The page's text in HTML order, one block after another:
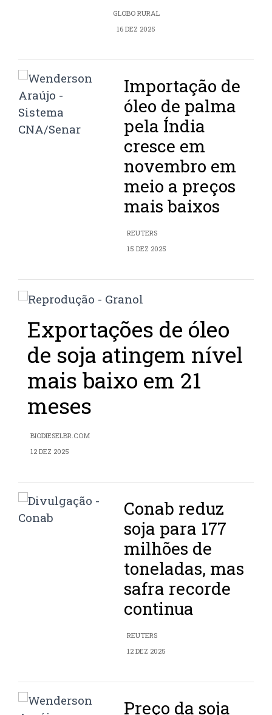
GLOBO RURAL
16 DEZ 2025
Importação de
óleo de palma
pela Índia
cresce em
novembro em
meio a preços
mais baixos
REUTERS
15 DEZ 2025
Exportações de óleo
de soja atingem nível
mais baixo em 21
meses
BIODIESELBR.COM
12 DEZ 2025
Conab reduz
soja para 177
milhões de
toneladas, mas
safra recorde
continua
REUTERS
12 DEZ 2025
Preço da soja